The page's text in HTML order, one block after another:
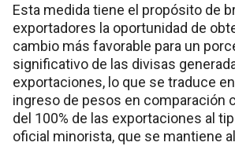
Esta medida tiene el propósito de
exportadores la oportunidad de
cambio más favorable para un
significativo de las divisas
exportaciones, lo que se traduce
ingreso de pesos en comparación
del 100% de las exportaciones al
oficial minorista, que se mantiene